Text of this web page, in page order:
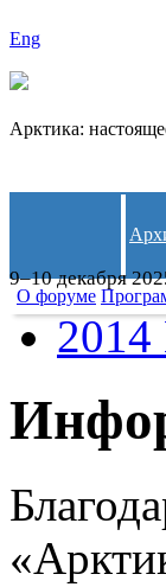
Eng
Арктика:
9–10 декабря
О форуме
2014